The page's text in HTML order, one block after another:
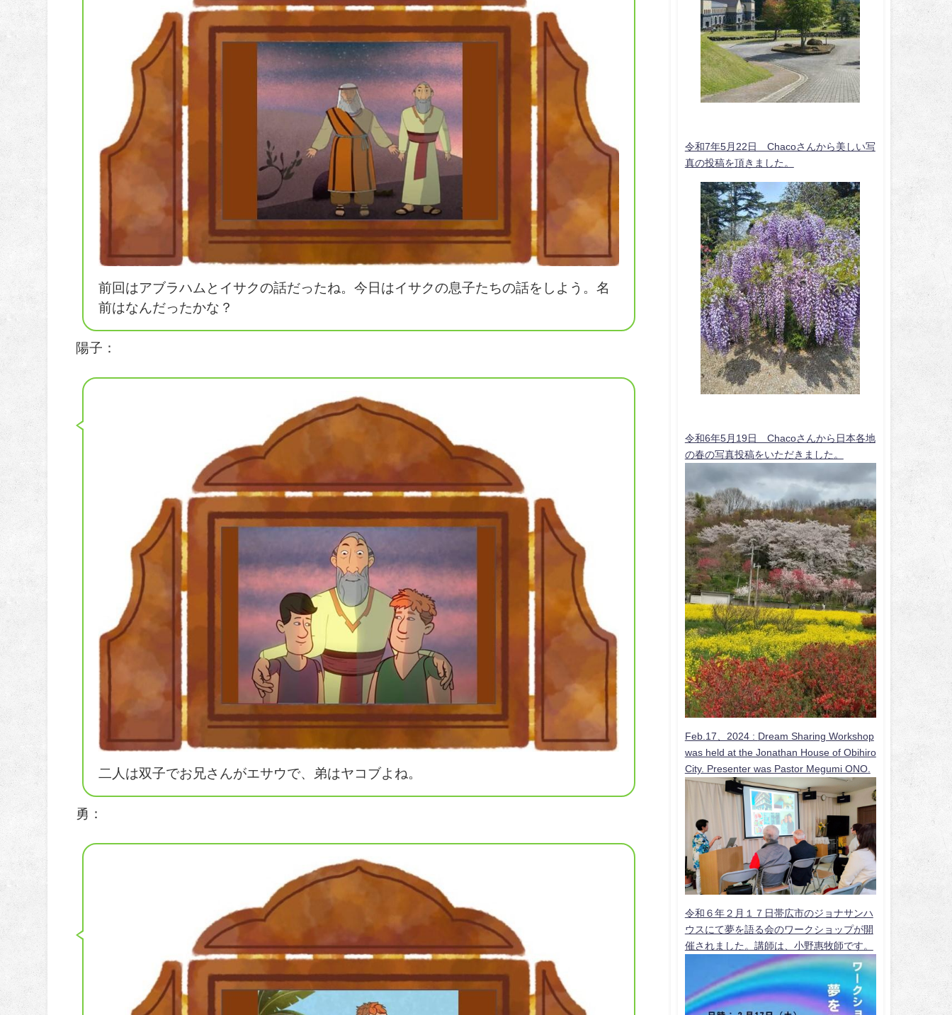
前回はアブラハムとイサクの話だったね。今日はイサクの息子たちの話をしよう。名
前はなんだったかな？
陽子：
二人は双子でお兄さんがエサウで、弟はヤコブよね。
勇：
令和7年5月22日 Chacoさんから美しい写
真の投稿を頂きました。
令和6年5月19日 Chacoさんから日本各地
の春の写真投稿をいただきました。
Feb.17、2024 : Dream Sharing Workshop
was held at the Jonathan House of Obihiro
City. Presenter was Pastor Megumi ONO.
令和６年２月１７日帯広市のジョナサンハ
ウスにて夢を語る会のワークショップが開
催されました。講師は、小野惠牧師です。